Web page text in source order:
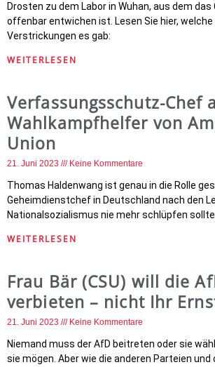
Drosten zu dem Labor in Wuhan, aus dem das
offenbar entwichen ist. Lesen Sie hier,
Verstrickungen es gab:
WEITERLESEN
Verfassungsschutz-Chef
Wahlkampfhelfer von
Union
21. Juni 2023 Keine Kommentare
Thomas Haldenwang ist genau in die Rolle
Geheimdienstchef in Deutschland nach den
Nationalsozialismus nie mehr schlüpfen sollte.
WEITERLESEN
Frau Bär (CSU) will die
verbieten – nicht Ihr
21. Juni 2023 Keine Kommentare
Niemand muss der AfD beitreten oder sie
sie mögen. Aber wie die anderen Parteien und